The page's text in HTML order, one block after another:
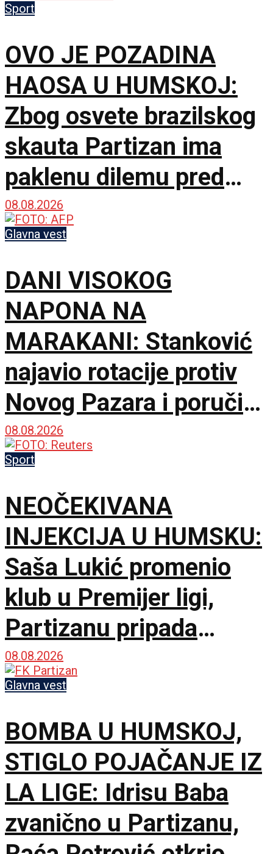
Sport
OVO JE POZADINA
HAOSA U HUMSKOJ:
Zbog osvete brazilskog
skauta Partizan ima
paklenu dilemu pred
Hetafe!
08.08.2026
Glavna vest
DANI VISOKOG
NAPONA NA
MARAKANI: Stanković
najavio rotacije protiv
Novog Pazara i poručio
– Nije pitanje života i
smrti, ali hoću
maksimum!
08.08.2026
Sport
NEOČEKIVANA
INJEKCIJA U HUMSKU:
Saša Lukić promenio
klub u Premijer ligi,
Partizanu pripada
fantastičnih 300.000
evra!
08.08.2026
Glavna vest
BOMBA U HUMSKOJ,
STIGLO POJAČANJE IZ
LA LIGE: Idrisu Baba
zvanično u Partizanu,